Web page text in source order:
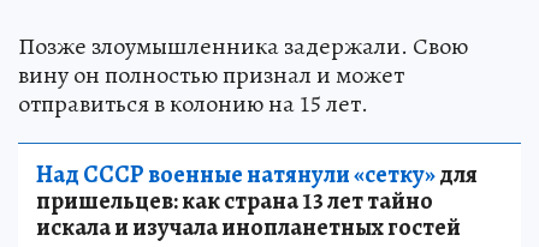
Позже злоумышленника задержали. Свою
вину он полностью признал и может
отправиться в колонию на 15 лет.
Над СССР военные натянули «сетку»для
пришельцев: как страна 13 лет тайно
искала и изучала инопланетных гостей